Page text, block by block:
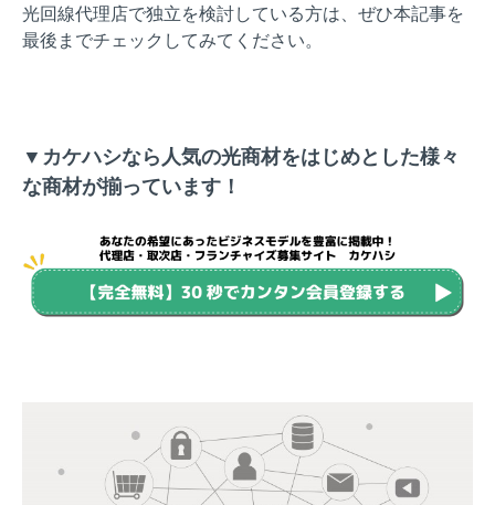
光回線代理店で独立を検討している方は、ぜひ本記事を
最後までチェックしてみてください。
▼カケハシなら人気の光商材をはじめとした様々
な商材が揃っています！